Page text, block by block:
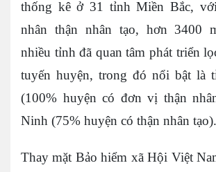
thống kê ở 31 tỉnh Miền Bắc,
nhân thận nhân tạo, hơn 3400
nhiều tỉnh đã quan tâm phát triển
tuyến huyện, trong đó nổi bật là
(100% huyện có đơn vị thận
Ninh (75% huyện có thận nhân tạo).
Thay mặt Bảo hiểm xã Hội Việt